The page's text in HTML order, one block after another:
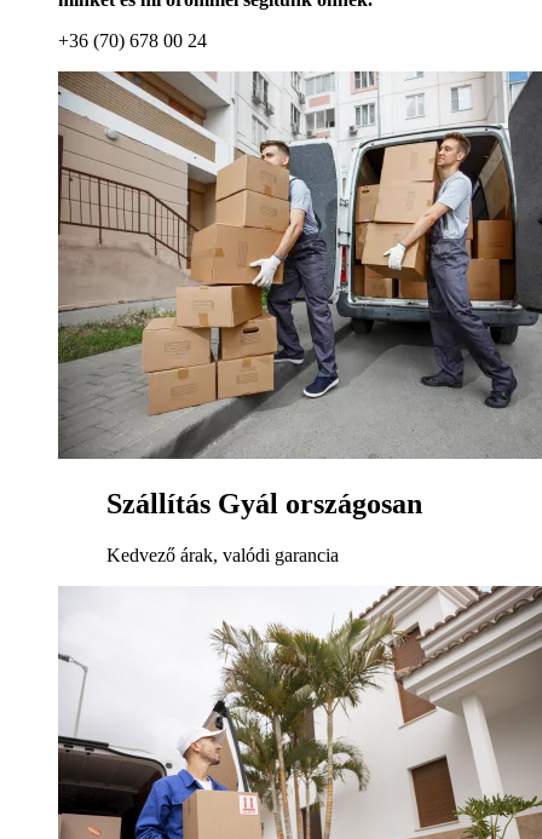
+36 (70) 678 00 24
Szállítás Gyál országosan
Kedvező árak, valódi garancia